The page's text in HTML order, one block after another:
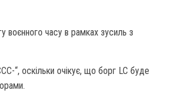
воєнного часу в рамках зусиль з
“, оскільки очікує, що борг LC буде